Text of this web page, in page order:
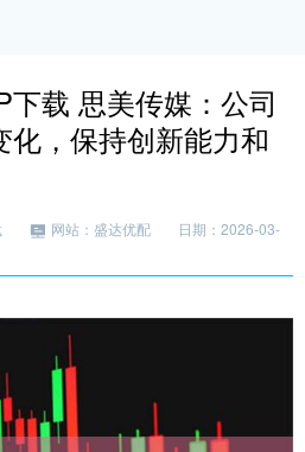
载 思美传媒：公司
，保持创新能力和
网站：盛达优配
日期：2026-03-